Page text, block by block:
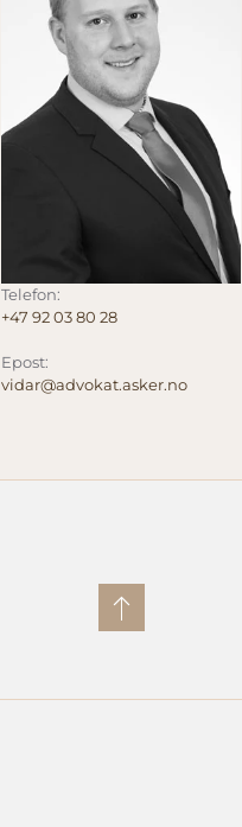
Telefon:
+47 92 03 80 28
Epost:
vidar@advokat.asker.no